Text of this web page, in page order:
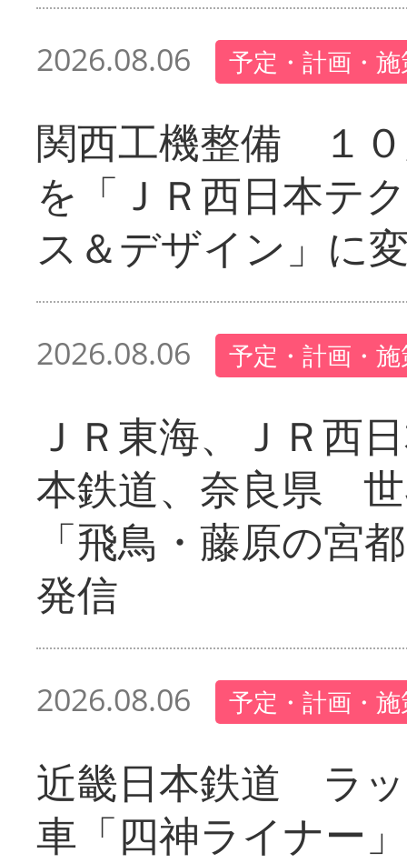
2026.08.06 予定・計画・
関西工機整備 １
を「ＪＲ西日本テ
ス＆デザイン」に
2026.08.06 予定・計画・
ＪＲ東海、ＪＲ西
本鉄道、奈良県
「飛鳥・藤原の宮
発信
2026.08.06 予定・計画・
近畿日本鉄道 ラ
車「四神ライナー